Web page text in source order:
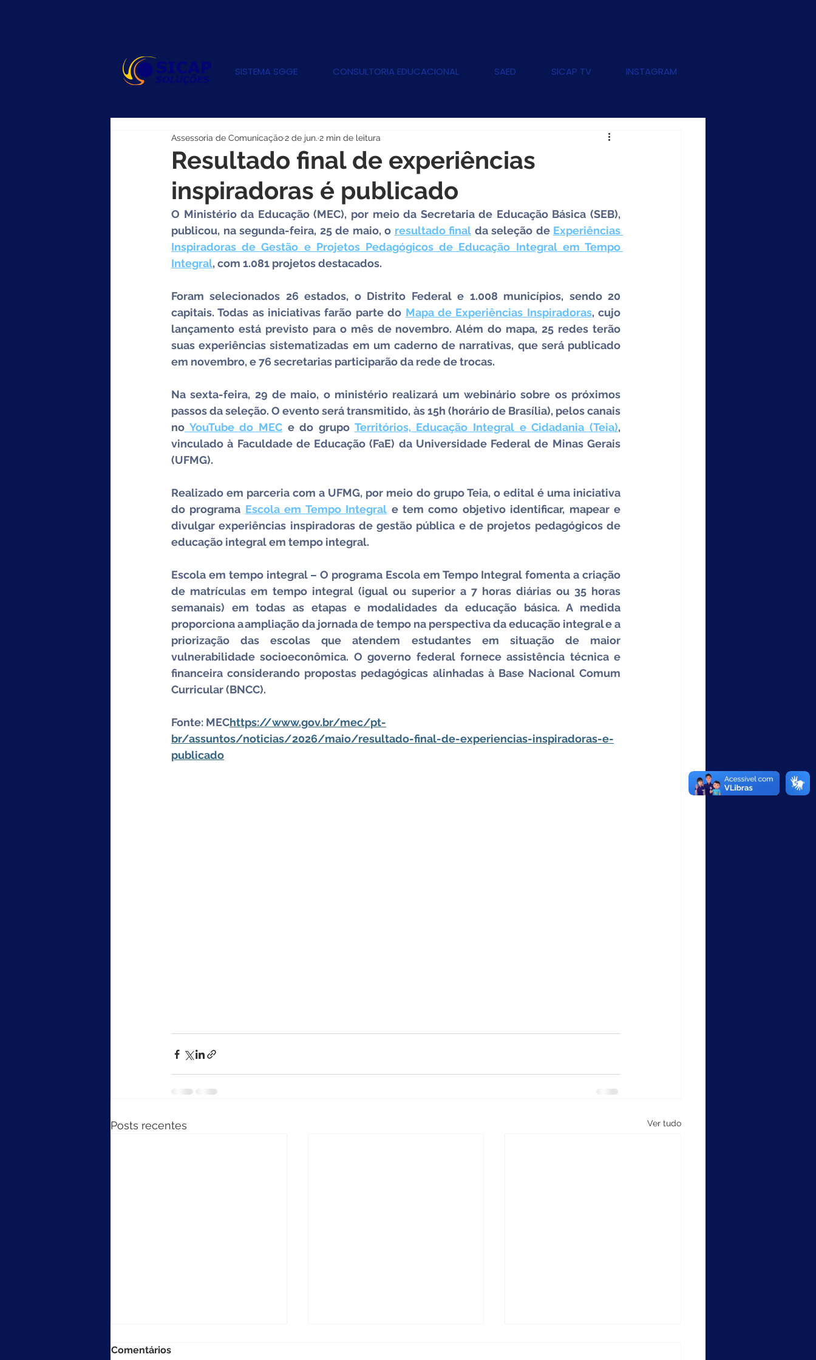
SISTEMA SGGE CONSULTORIA EDUCACIONAL SAED SICAP TV INSTAGRAM
Resultado final de experiências
inspiradoras é publicado
Assessoria de Comunicação2 de jun. 2 min de leitura
O Ministério da Educação (MEC), por meio da Secretaria de Educação Básica (SEB),
publicou, na segunda-feira, 25 de maio, o resultado final da seleção de Experiências
Inspiradoras de Gestão e Projetos Pedagógicos de Educação Integral em Tempo
Integral, com 1.081 projetos destacados.
Foram selecionados 26 estados, o Distrito Federal e 1.008 municípios, sendo 20
capitais. Todas as iniciativas farão parte do Mapa de Experiências Inspiradoras, cujo
lançamento está previsto para o mês de novembro. Além do mapa, 25 redes terão
suas experiências sistematizadas em um caderno de narrativas, que será publicado
em novembro, e 76 secretarias participarão da rede de trocas.
Na sexta-feira, 29 de maio, o ministério realizará um webinário sobre os próximos
passos da seleção. O evento será transmitido, às 15h (horário de Brasília), pelos canais
no YouTube do MEC e do grupo Territórios, Educação Integral e Cidadania (Teia),
vinculado à Faculdade de Educação (FaE) da Universidade Federal de Minas Gerais
(UFMG).
Realizado em parceria com a UFMG, por meio do grupo Teia, o edital é uma iniciativa
do programa Escola em Tempo Integral e tem como objetivo identificar, mapear e
divulgar experiências inspiradoras de gestão pública e de projetos pedagógicos de
educação integral em tempo integral.
Escola em tempo integral – O programa Escola em Tempo Integral fomenta a criação
de matrículas em tempo integral (igual ou superior a 7 horas diárias ou 35 horas
semanais) em todas as etapas e modalidades da educação básica. A medida
proporciona a ampliação da jornada de tempo na perspectiva da educação integral e a
priorização das escolas que atendem estudantes em situação de maior
vulnerabilidade socioeconômica. O governo federal fornece assistência técnica e
financeira considerando propostas pedagógicas alinhadas à Base Nacional Comum
Curricular (BNCC).
Fonte: MEChttps://www.gov.br/mec/pt-
br/assuntos/noticias/2026/maio/resultado-final-de-experiencias-inspiradoras-e-
publicado
Posts recentes Ver tudo
Comentários